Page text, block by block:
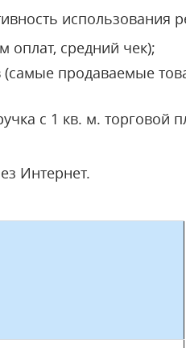
использования
оплат, средний чек);
(самые продаваемые
с 1 кв. м. торговой
Интернет.